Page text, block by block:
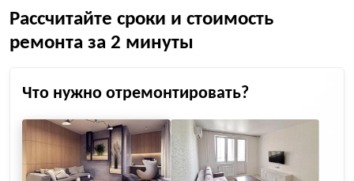
Рассчитайте сроки и стоимость
ремонта за 2 минуты
Что нужно отремонтировать?